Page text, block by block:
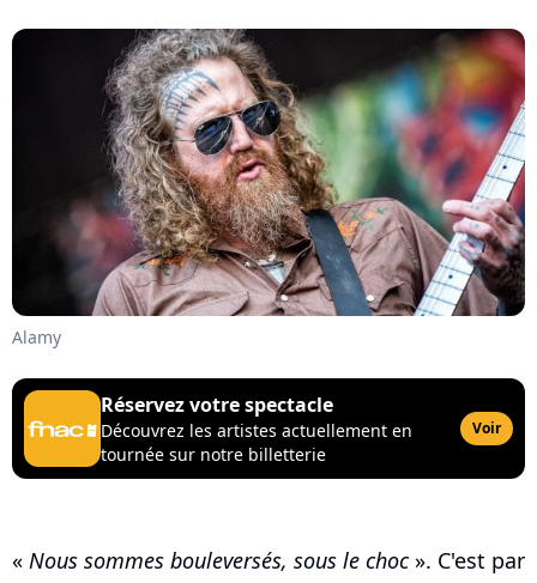
Alamy
Réservez votre spectacle
Découvrez les artistes actuellement en
tournée sur notre billetterie
Voir
« Nous sommes bouleversés, sous le choc». C'est par